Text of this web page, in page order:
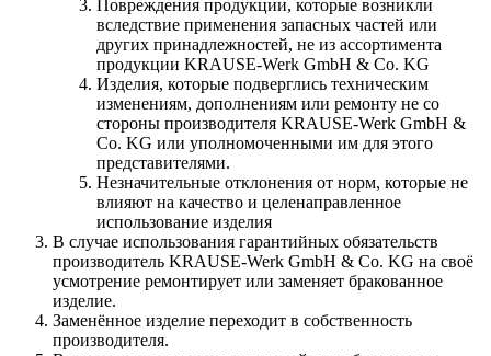
Повреждения продукции, которые возникли
вследствие применения запасных частей или
других принадлежностей, не из ассортимента
продукции KRAUSE-Werk GmbH & Со. KG
Изделия, которые подверглись техническим
изменениям, дополнениям или ремонту не со
стороны производителя KRAUSE-Werk GmbH &
Со. KG или уполномоченными им для этого
представителями.
Незначительные отклонения от норм, которые не
влияют на качество и целенаправленное
использование изделия
В случае использования гарантийных обязательств
производитель KRAUSE-Werk GmbH & Со. KG на своё
усмотрение ремонтирует или заменяет бракованное
изделие.
Заменённое изделие переходит в собственность
производителя.